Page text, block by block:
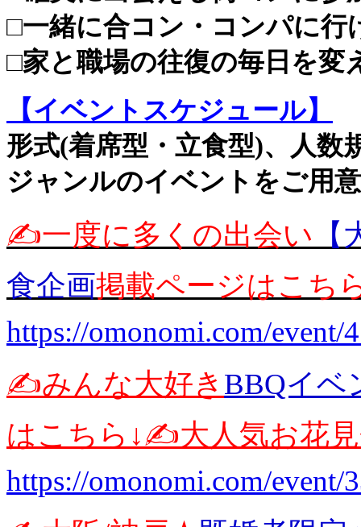
□一緒に合コン・コンパに行
□家と職場の往復の毎日を変
【イベントスケジュール】
形式(着席型・立食型)、人数
ジャンルのイベントをご用
✍️一度に多くの出会い
食企画掲載ページはこち
https://omonomi.com/event/
✍️みんな大好き BBQイベ
はこちら↓✍️大人気お花
https://omonomi.com/event/